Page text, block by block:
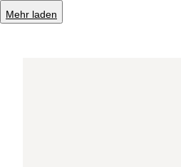
Mehr laden